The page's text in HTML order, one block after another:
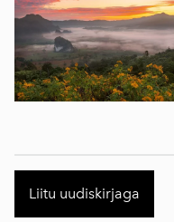
Liitu uudiskirjaga